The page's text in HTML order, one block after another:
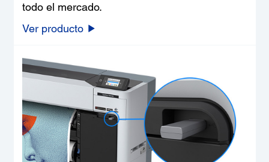
todo el mercado.
Ver producto